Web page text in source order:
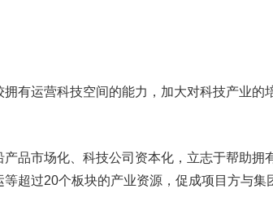
有运营科技空间的能力，加大对科技产业的
品市场化、科技公司资本化，立志于帮助拥
超过20个板块的产业资源，促成项目方与集